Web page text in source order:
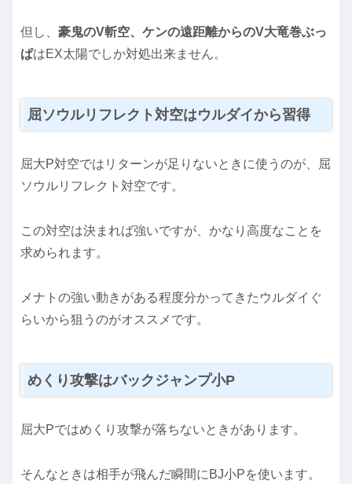
但し、 豪鬼のV斬空、ケンの遠距離からのV大竜巻ぶっ
ぱはEX太陽でしか対処出来ません。
屈ソウルリフレクト対空はウルダイから習得
屈大P対空ではリターンが足りないときに使うのが、屈
ソウルリフレクト対空です。
この対空は決まれば強いですが、かなり高度なことを
求められます。
メナトの強い動きがある程度分かってきたウルダイぐ
らいから狙うのがオススメです。
めくり攻撃はバックジャンプ小P
屈大Pではめくり攻撃が落ちないときがあります。
そんなときは相手が飛んだ瞬間にBJ小Pを使います。